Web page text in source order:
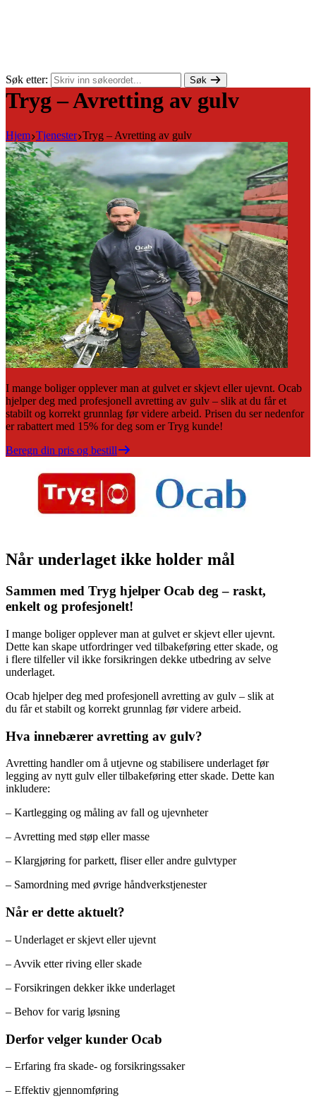
Søk etter: Søk
Tryg – Avretting av gulv
Hjem Tjenester Tryg – Avretting av gulv
I mange boliger opplever man at gulvet er skjevt eller ujevnt. Ocab
hjelper deg med profesjonell avretting av gulv – slik at du får et
stabilt og korrekt grunnlag før videre arbeid. Prisen du ser nedenfor
er rabattert med 15% for deg som er Tryg kunde!
Beregn din pris og bestill
Når underlaget ikke holder mål
Sammen med Tryg hjelper Ocab deg – raskt,
enkelt og profesjonelt!
I mange boliger opplever man at gulvet er skjevt eller ujevnt.
Dette kan skape utfordringer ved tilbakeføring etter skade, og
i flere tilfeller vil ikke forsikringen dekke utbedring av selve
underlaget.
Ocab hjelper deg med profesjonell avretting av gulv – slik at
du får et stabilt og korrekt grunnlag før videre arbeid.
Hva innebærer avretting av gulv?
Avretting handler om å utjevne og stabilisere underlaget før
legging av nytt gulv eller tilbakeføring etter skade. Dette kan
inkludere:
– Kartlegging og måling av fall og ujevnheter
– Avretting med støp eller masse
– Klargjøring for parkett, fliser eller andre gulvtyper
– Samordning med øvrige håndverkstjenester
Når er dette aktuelt?
– Underlaget er skjevt eller ujevnt
– Avvik etter riving eller skade
– Forsikringen dekker ikke underlaget
– Behov for varig løsning
Derfor velger kunder Ocab
– Erfaring fra skade- og forsikringssaker
– Effektiv gjennomføring